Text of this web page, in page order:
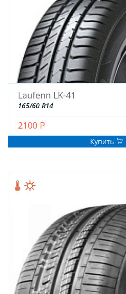
Aplus (Китай)
KENDA BKT
Турция
Wanda BAREZ
ACCELERA
Kavir Tire
KINGBOSS
BLACK ARROW
Goform
R22 R21 R19
R20
R16 R15C
R17C
R17.5 R19.5
R28
R16.5 R25 R9
Laufenn LK-41
165/60 R14
2100 Р
Купить